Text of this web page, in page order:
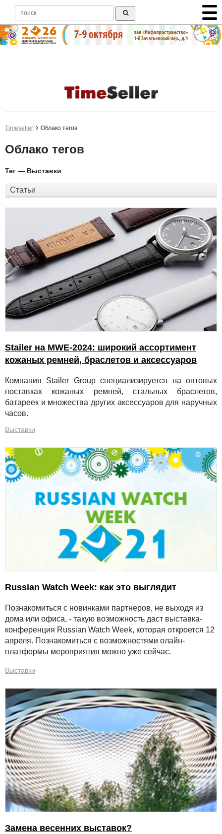
Timeseller Облако тегов
Облако тегов
Тег — Выставки
Статьи
Stailer на MWE-2024: широкий ассортимент
кожаных ремней, браслетов и аксессуаров
Компания Stailer Group специализируется на оптовых
поставках кожаных ремней, стальных браслетов,
батареек и множества других аксессуаров для наручных
часов.
Выставки
Russian Watch Week: как это выглядит
Познакомиться с новинками партнеров, не выходя из
дома или офиса, - такую возможность даст выставка-
конференция Russian Watch Week, которая откроется 12
апреля. Познакомиться с возможностями олайн-
платформы мероприятия можно уже сейчас.
Выставки
Замена весенних выставок?